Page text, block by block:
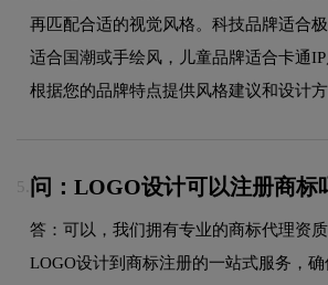
再匹配合适的视觉风格。科技品牌适合
适合国潮或手绘风，儿童品牌适合卡通
根据您的品牌特点提供风格建议和设计方
5. 问：LOGO设计可以注册商标
答：可以，我们拥有专业的商标代理资
LOGO设计到商标注册的一站式服务，